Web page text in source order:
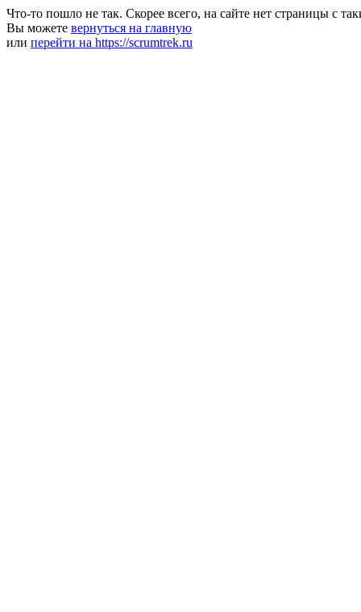
Что-то пошло не так. Скорее всего, на сайте нет страницы с
Вы можете вернуться на главную
или перейти на https://scrumtrek.ru